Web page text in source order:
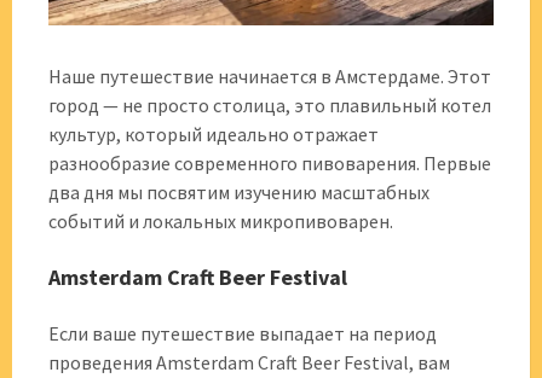
Наше путешествие начинается в Амстердаме. Этот
город — не просто столица, это плавильный котел
культур, который идеально отражает
разнообразие современного пивоварения. Первые
два дня мы посвятим изучению масштабных
событий и локальных микропивоварен.
Amsterdam Craft Beer Festival
Если ваше путешествие выпадает на период
проведения Amsterdam Craft Beer Festival, вам